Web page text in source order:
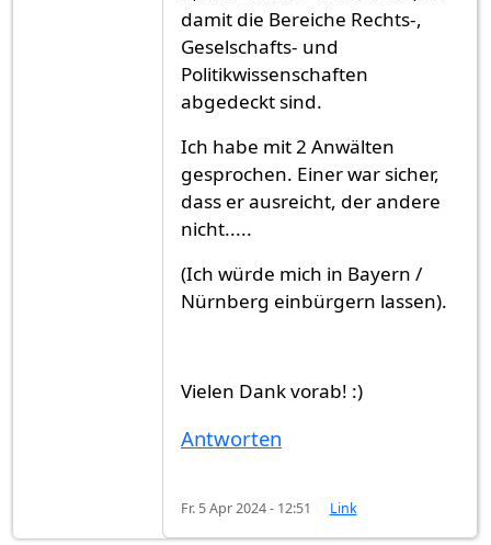
damit die Bereiche Rechts-,
Geselschafts- und
Politikwissenschaften
abgedeckt sind.
Ich habe mit 2 Anwälten
gesprochen. Einer war sicher,
dass er ausreicht, der andere
nicht.....
(Ich würde mich in Bayern /
Nürnberg einbürgern lassen).
Vielen Dank vorab! :)
Antworten
Fr. 5 Apr 2024 - 12:51 Link